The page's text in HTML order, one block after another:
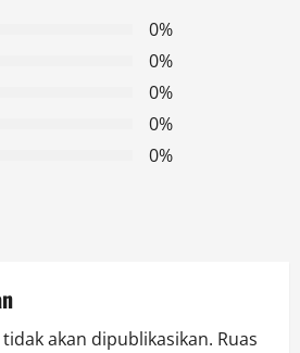
0%
0%
0%
0%
0%
akan dipublikasikan. Ruas